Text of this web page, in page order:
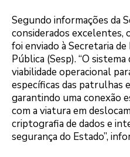
Segundo informações da
considerados
foi enviado à Secretaria
Pública (Sesp). “O
viabilidade operacional
específicas das patrulhas
garantindo uma conexão
com a viatura em
criptografia de dados e
segurança do Estado”,